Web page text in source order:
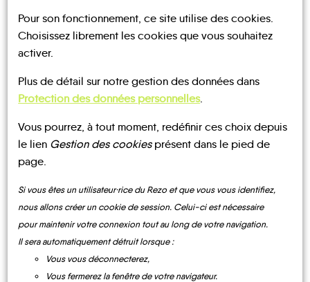
Vitrimont
UN AVIS, UN TÉMOIGNAGE
CONTACTEZ-NOUS !
Pour son fonctionnement, ce site utilise des cookies.
Choisissez librement les cookies que vous souhaitez
activer.
Plus de détail sur notre gestion des données dans
Protection des données personnelles.
Vous pourrez, à tout moment, redéfinir ces choix depuis
le lien Gestion des cookiesprésent dans le pied de
page.
Si vous êtes un utilisateur·rice du Rezo et que vous vous identifiez,
nous allons créer un cookie de session. Celui-ci est nécessaire
pour maintenir votre connexion tout au long de votre navigation.
Il sera automatiquement détruit lorsque :
Vous vous déconnecterez,
Vous fermerez la fenêtre de votre navigateur.